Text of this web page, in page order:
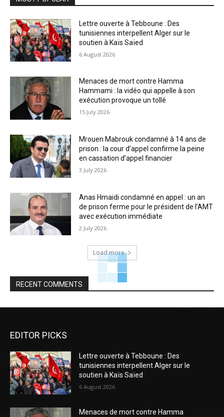
Lettre ouverte à Tebboune : Des
tunisiennes interpellent Alger sur le
soutien à Kaïs Saïed
6 August 2026
Menaces de mort contre Hamma
Hammami : la vidéo qui appelle à son
exécution provoque un tollé
15 July 2026
Mrouen Mabrouk condamné à 14 ans de
prison : la cour d’appel confirme la peine
en cassation d’appel financier
3 July 2026
Anas Hmaidi condamné en appel : un an
de prison ferme pour le président de l’AMT
avec exécution immédiate
2 July 2026
Load more
RECENT COMMENTS
EDITOR PICKS
Lettre ouverte à Tebboune : Des
tunisiennes interpellent Alger sur le
soutien à Kaïs Saïed
6 August 2026
Menaces de mort contre Hamma